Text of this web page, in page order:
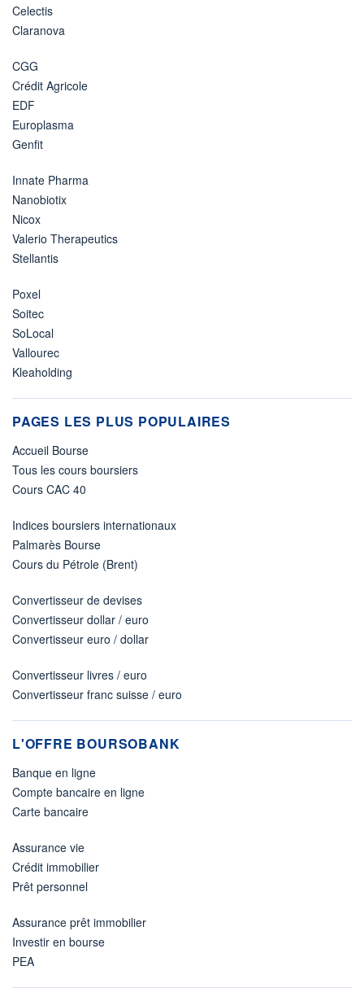
Celectis
Claranova
CGG
Crédit Agricole
EDF
Europlasma
Genfit
Innate Pharma
Nanobiotix
Nicox
Valerio Therapeutics
Stellantis
Poxel
Soitec
SoLocal
Vallourec
Kleaholding
PAGES LES PLUS POPULAIRES
Accueil Bourse
Tous les cours boursiers
Cours CAC 40
Indices boursiers internationaux
Palmarès Bourse
Cours du Pétrole (Brent)
Convertisseur de devises
Convertisseur dollar / euro
Convertisseur euro / dollar
Convertisseur livres / euro
Convertisseur franc suisse / euro
L'OFFRE BOURSOBANK
Banque en ligne
Compte bancaire en ligne
Carte bancaire
Assurance vie
Crédit immobilier
Prêt personnel
Assurance prêt immobilier
Investir en bourse
PEA